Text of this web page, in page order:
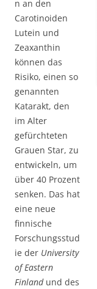
n an den
Carotinoiden
Lutein und
Zeaxanthin
können das
Risiko, einen so
genannten
Katarakt, den
im Alter
gefürchteten
Grauen Star, zu
entwickeln, um
über 40 Prozent
senken. Das hat
eine neue
finnische
Forschungsstud
ie der University
of Eastern
Finlandund des